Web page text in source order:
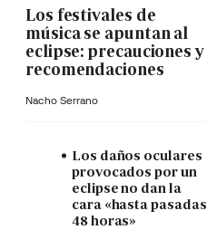
Los festivales de
música se apuntan al
eclipse: precauciones y
recomendaciones
Nacho Serrano
Los daños oculares
provocados por un
eclipse no dan la
cara «hasta pasadas
48 horas»